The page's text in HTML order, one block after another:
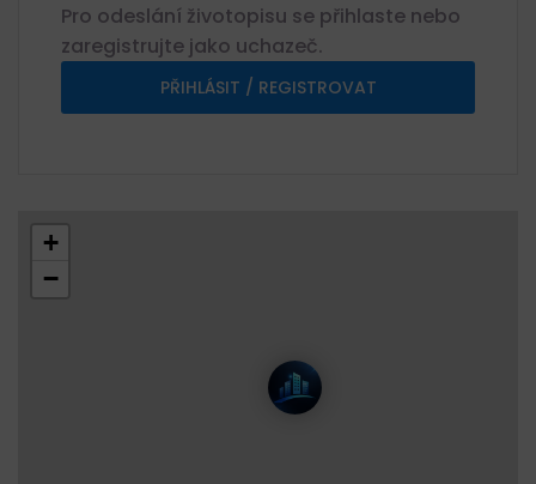
Pro odeslání životopisu se přihlaste nebo
zaregistrujte jako uchazeč.
PŘIHLÁSIT / REGISTROVAT
+
−